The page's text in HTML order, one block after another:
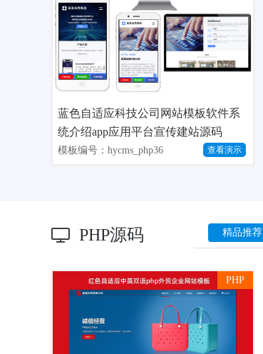
蓝色自适应科技公司网站模板软件系
统介绍app应用平台宣传建站源码
模板编号：hycms_php36 查看演示
PHP源码 精品推荐
PHP